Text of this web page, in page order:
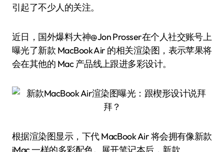
引起了不少人的关注。
近日，国外爆料大神@Jon Prosser在个人社交账号上
曝光了新款 MacBook Air 的相关渲染图，表示苹果将
会在其他的 Mac 产品线上跟进多彩设计。
根据渲染图显示，下代 MacBook Air 将会拥有像新款